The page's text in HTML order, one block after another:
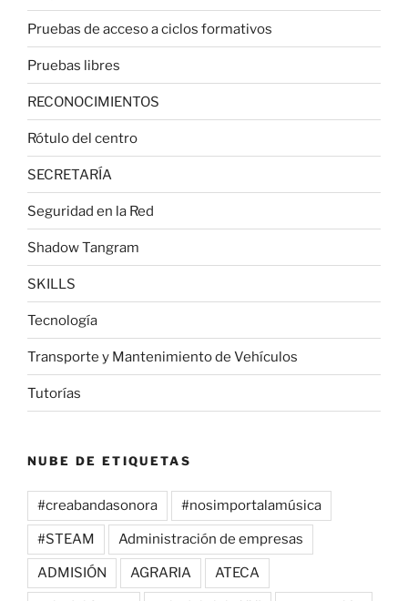
Pruebas de acceso a ciclos formativos
Pruebas libres
RECONOCIMIENTOS
Rótulo del centro
SECRETARÍA
Seguridad en la Red
Shadow Tangram
SKILLS
Tecnología
Transporte y Mantenimiento de Vehículos
Tutorías
NUBE DE ETIQUETAS
#creabandasonora #nosimportalamúsica
#STEAM Administración de empresas
ADMISIÓN AGRARIA ATECA